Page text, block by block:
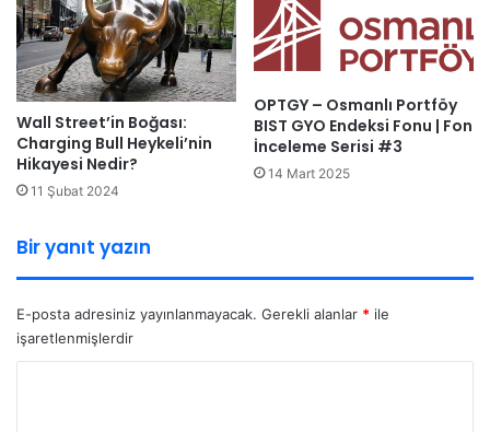
Wall Street’in Boğası:
Charging Bull Heykeli’nin
Hikayesi Nedir?
11 Şubat 2024
OPTGY – Osmanlı Portföy
BIST GYO Endeksi Fonu | Fon
İnceleme Serisi #3
14 Mart 2025
Bir yanıt yazın
E-posta adresiniz yayınlanmayacak. Gerekli alanlar * ile
işaretlenmişlerdir